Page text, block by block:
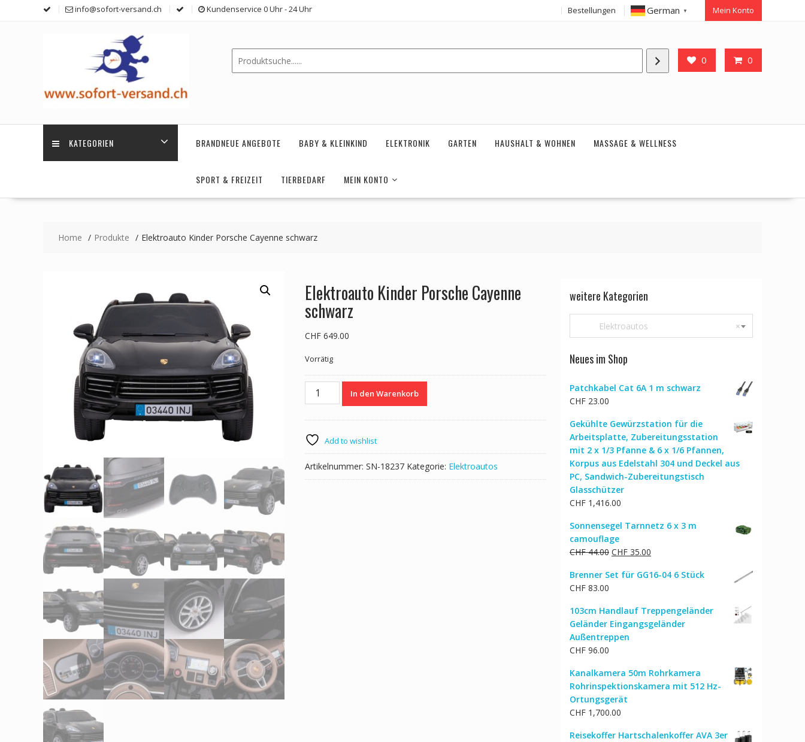
info@sofort-versand.ch Kundenservice 0 Uhr - 24 Uhr Bestellungen German ▼ Mein Konto
0 0
KATEGORIEN BRANDNEUE ANGEBOTE BABY & KLEINKIND ELEKTRONIK GARTEN HAUSHALT & WOHNEN MASSAGE & WELLNESS
SPORT & FREIZEIT TIERBEDARF MEIN KONTO
Home Produkte Elektroauto Kinder Porsche Cayenne schwarz
Elektroauto Kinder Porsche Cayenne
schwarz
CHF649.00
Vorrätig
Elektroauto
schwarz
Menge
In den Warenkorb
Add to wishlist
Artikelnummer: SN-18237 Kategorie: Elektroautos
weitere Kategorien
×
Elektroautos
Neues im Shop
Patchkabel Cat 6A 1 m schwarz
CHF 23.00
Gekühlte Gewürzstation für die
Arbeitsplatte, Zubereitungsstation
mit 2 x 1/3 Pfanne & 6 x 1/6 Pfannen,
Korpus aus Edelstahl 304 und Deckel aus
PC, Sandwich-Zubereitungstisch
Glasschützer
CHF 1,416.00
Sonnensegel Tarnnetz 6 x 3 m
camouflage
CHF44.00 Ursprünglicher
war:
CHF 35.00
ist:
Brenner Set für GG16-04 6 Stück
CHF 83.00
103cm Handlauf Treppengeländer
Geländer Eingangsgeländer
Außentreppen
CHF 96.00
Kanalkamera 50m Rohrkamera
Rohrinspektionskamera mit 512 Hz-
Ortungsgerät
CHF 1,700.00
Reisekoffer Hartschalenkoffer AVA 3er